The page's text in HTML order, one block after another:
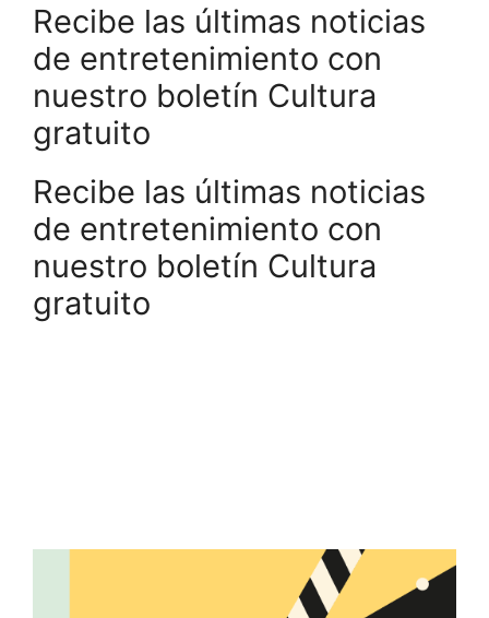
Recibe las últimas noticias
de entretenimiento con
nuestro boletín Cultura
gratuito
Recibe las últimas noticias
de entretenimiento con
nuestro boletín Cultura
gratuito